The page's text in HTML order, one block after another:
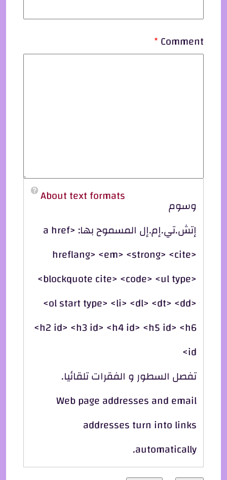
Comment
About text formats
وسوم
إتش.تي.إم.إل المسموح بها: <a href
hreflang> <em> <strong> <cite>
<blockquote cite> <code> <ul type>
<ol start type> <li> <dl> <dt> <dd>
<h2 id> <h3 id> <h4 id> <h5 id> <h6
id>
تفصل السطور و الفقرات تلقائيا.
Web page addresses and email
addresses turn into links
automatically.